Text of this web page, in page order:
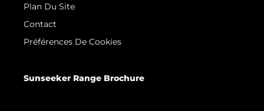
Plan Du Site
Contact
Préférences De Cookies
Sunseeker Range Brochure